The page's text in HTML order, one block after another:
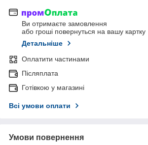
Ви отримаєте замовлення
або гроші повернуться на вашу картку
Детальніше
Оплатити частинами
Післяплата
Готівкою у магазині
Всі умови оплати
Умови повернення